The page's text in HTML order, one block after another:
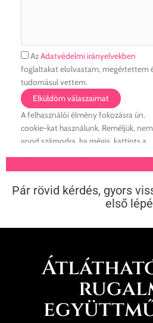
Pár rövid kérdés, gyors
első